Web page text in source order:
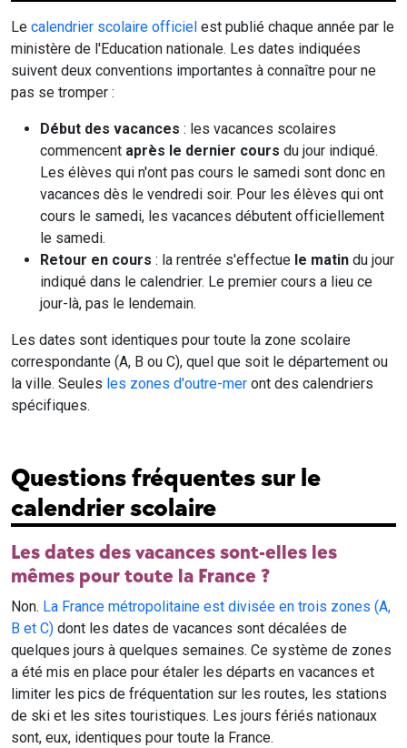
Le calendrier scolaire officiel est publié chaque année par le
ministère de l'Education nationale. Les dates indiquées
suivent deux conventions importantes à connaître pour ne
pas se tromper :
Début des vacances : les vacances scolaires
commencent après le dernier cours du jour indiqué.
Les élèves qui n'ont pas cours le samedi sont donc en
vacances dès le vendredi soir. Pour les élèves qui ont
cours le samedi, les vacances débutent officiellement
le samedi.
Retour en cours : la rentrée s'effectue le matin du jour
indiqué dans le calendrier. Le premier cours a lieu ce
jour-là, pas le lendemain.
Les dates sont identiques pour toute la zone scolaire
correspondante (A, B ou C), quel que soit le département ou
la ville. Seules les zones d'outre-mer ont des calendriers
spécifiques.
Questions fréquentes sur le
calendrier scolaire
Les dates des vacances sont-elles les
mêmes pour toute la France ?
Non. La France métropolitaine est divisée en trois zones (A,
B et C) dont les dates de vacances sont décalées de
quelques jours à quelques semaines. Ce système de zones
a été mis en place pour étaler les départs en vacances et
limiter les pics de fréquentation sur les routes, les stations
de ski et les sites touristiques. Les jours fériés nationaux
sont, eux, identiques pour toute la France.